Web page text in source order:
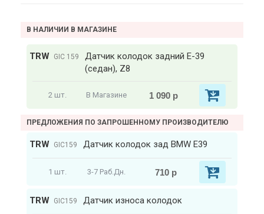
В НАЛИЧИИ В МАГАЗИНЕ
TRW GIC 159
Датчик колодок задний Е-39
(седан), Z8
2 шт. В Магазине 1 090 р
ПРЕДЛОЖЕНИЯ ПО ЗАПРОШЕННОМУ ПРОИЗВОДИТЕЛЮ
TRW GIC159 Датчик колодок зад BMW E39
1 шт. 3-7 Раб.Дн. 710 р
TRW GIC159 Датчик износа колодок